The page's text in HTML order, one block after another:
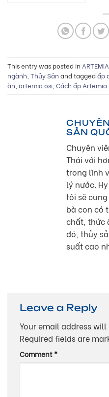
This entry was posted in
ngành Thủy Sản and tagged ấp
ăn artemia osi Cách ấp Artemia
SẢN
Chuyên
Thái với
trong lĩnh
lý nước.
tôi sẽ
bà con có
chất, thức
đó, thủy
suất cao
Leave a Reply
Your email address
Required fields are
Comment*